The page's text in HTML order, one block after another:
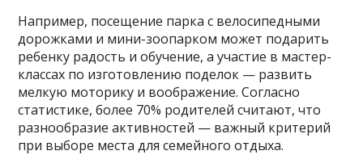
Например, посещение парка с велосипедными
дорожками и мини-зоопарком может подарить
ребенку радость и обучение, а участие в мастер-
классах по изготовлению поделок — развить
мелкую моторику и воображение. Согласно
статистике, более 70% родителей считают, что
разнообразие активностей — важный критерий
при выборе места для семейного отдыха.